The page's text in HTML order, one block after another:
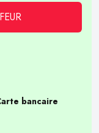
bancaire